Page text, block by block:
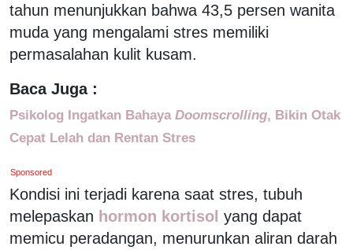
tahun menunjukkan bahwa 43,5 persen wanita
muda yang mengalami stres memiliki
permasalahan kulit kusam.
Baca Juga :
Psikolog Ingatkan Bahaya Doomscrolling, Bikin Otak
Cepat Lelah dan Rentan Stres
Sponsored
Kondisi ini terjadi karena saat stres, tubuh
melepaskan hormon kortisol yang dapat
memicu peradangan, menurunkan aliran darah